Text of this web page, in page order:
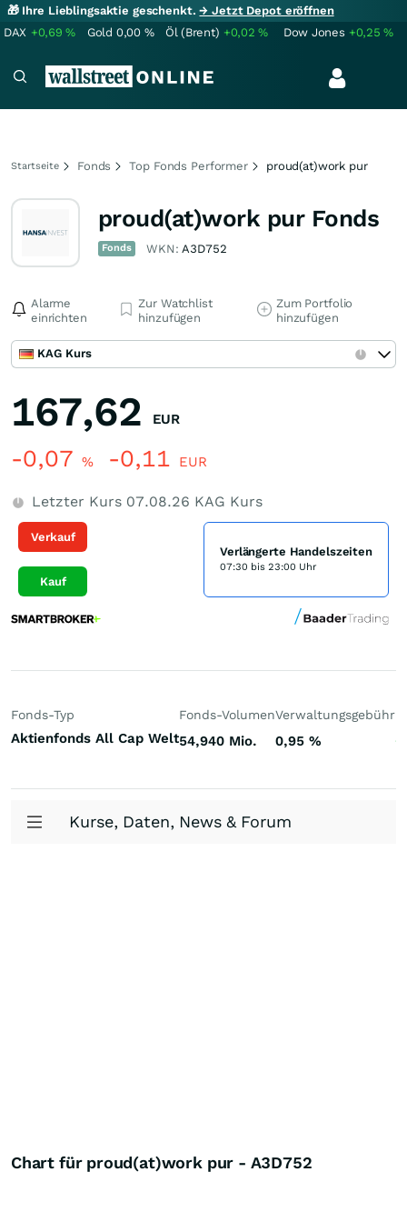
🎁 Ihre Lieblingsaktie geschenkt.→ Jetzt Depot eröffnen
DAX +0,69% Gold 0,00 % Öl (Brent) +0,02% Dow Jones +0,25%
Startseite Fonds Top Fonds Performer proud(at)work pur
proud(at)work pur Fonds
Fonds WKN:A3D752
Alarme
einrichten
Zur Watchlist
hinzufügen
Zum Portfolio
hinzufügen
KAG Kurs
167,62 EUR
-0,07 % -0,11 EUR
Letzter Kurs 07.08.26 KAG Kurs
Verkauf
Kauf
Verlängerte Handelszeiten
07:30 bis 23:00 Uhr
Fonds-Typ
Aktienfonds All Cap Welt
Fonds-Volumen
54,940 Mio.
Verwaltungsgebühr
0,95 %
Kurse, Daten, News & Forum
Chart für proud(at)work pur - A3D752